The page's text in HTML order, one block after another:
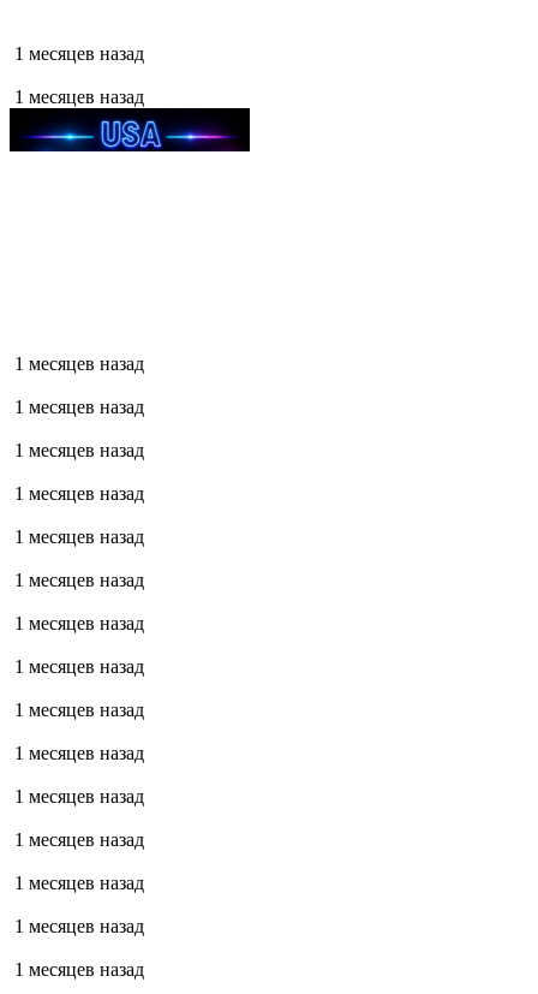
1 месяцев назад
1 месяцев назад
1 месяцев назад
1 месяцев назад
1 месяцев назад
1 месяцев назад
1 месяцев назад
1 месяцев назад
1 месяцев назад
1 месяцев назад
1 месяцев назад
1 месяцев назад
1 месяцев назад
1 месяцев назад
1 месяцев назад
1 месяцев назад
1 месяцев назад